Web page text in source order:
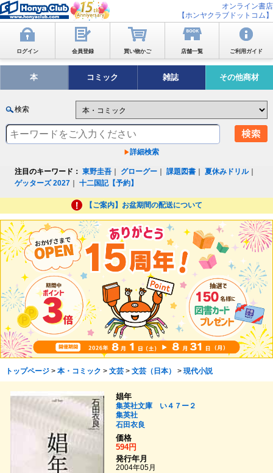
オンライン書店
【ホンヤクラブドットコム】
ログイン 会員登録 買い物かご 店舗一覧 ご利用ガイド
本 コミック 雑誌 その他商材
検索
詳細検索
注目のキーワード： 東野圭吾 グローグー ｜課題図書 ｜夏休みドリル｜
ゲッターズ 2027 ｜十二国記【予約】
【ご案内】お盆期間の配送について
トップページ> 本・コミック > 文芸> 文芸（日本） > 現代小説
娼年
集英社文庫 い４７ー２
集英社
石田衣良
価格
594円
発行年月
2004年05月